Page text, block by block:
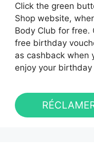
Click the green
Shop website,
Body Club for free.
free birthday
as cashback when
enjoy your